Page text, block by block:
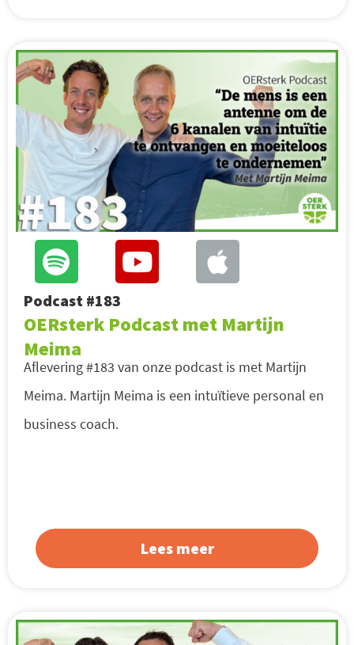
Podcast #183
OERsterk Podcast met Martijn
Meima
Aflevering #183 van onze podcast is met Martijn
Meima. Martijn Meima is een intuïtieve personal en
business coach.
Lees meer